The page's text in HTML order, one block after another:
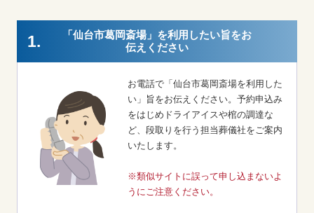
1.
「仙台市葛岡斎場」を利用したい旨をお
伝えください
お電話で「仙台市葛岡斎場を利用した
い」旨をお伝えください。予約申込み
をはじめドライアイスや棺の調達な
ど、段取りを行う担当葬儀社をご案内
いたします。
※類似サイトに誤って申し込まないよ
うにご注意ください。